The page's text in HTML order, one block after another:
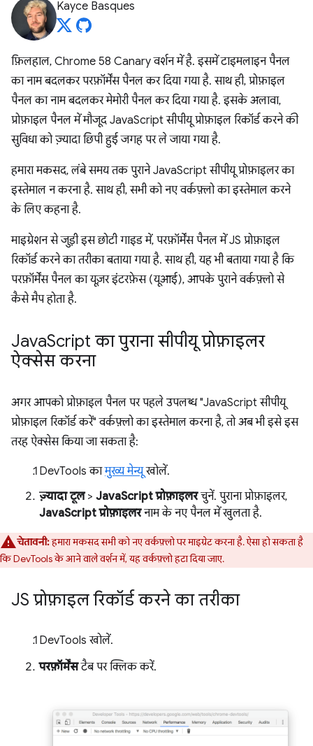
Kayce Basques
फ़िलहाल, Chrome 58 Canary वर्शन में है. इसमें टाइमलाइन पैनल
का नाम बदलकर परफ़ॉर्मेंस पैनल कर दिया गया है. साथ ही, प्रोफ़ाइल
पैनल का नाम बदलकर मेमोरी पैनल कर दिया गया है. इसके अलावा,
प्रोफ़ाइल पैनल में मौजूद JavaScript सीपीयू प्रोफ़ाइल रिकॉर्ड करने की
सुविधा को ज़्यादा छिपी हुई जगह पर ले जाया गया है.
हमारा मकसद, लंबे समय तक पुराने JavaScript सीपीयू प्रोफ़ाइलर का
इस्तेमाल न करना है. साथ ही, सभी को नए वर्कफ़्लो का इस्तेमाल करने
के लिए कहना है.
माइग्रेशन से जुड़ी इस छोटी गाइड में, परफ़ॉर्मेंस पैनल में JS प्रोफ़ाइल
रिकॉर्ड करने का तरीका बताया गया है. साथ ही, यह भी बताया गया है कि
परफ़ॉर्मेंस पैनल का यूज़र इंटरफ़ेस (यूआई), आपके पुराने वर्कफ़्लो से
कैसे मैप होता है.
JavaScript का पुराना सीपीयू प्रोफ़ाइलर
ऐक्सेस करना
अगर आपको प्रोफ़ाइल पैनल पर पहले उपलब्ध "JavaScript सीपीयू
प्रोफ़ाइल रिकॉर्ड करें" वर्कफ़्लो का इस्तेमाल करना है, तो अब भी इसे इस
तरह ऐक्सेस किया जा सकता है:
DevTools कामुख्य मेन्यूखोलें.
ज़्यादा टूल> JavaScript प्रोफ़ाइलरचुनें. पुराना प्रोफ़ाइलर,
JavaScript प्रोफ़ाइलरनाम के नए पैनल में खुलता है.
चेतावनी:हमारा मकसद सभी को नए वर्कफ़्लो पर माइग्रेट करना है. ऐसा हो सकता है
कि DevTools के आने वाले वर्शन में, यह वर्कफ़्लो हटा दिया जाए.
JS प्रोफ़ाइल रिकॉर्ड करने का तरीका
DevTools खोलें.
परफ़ॉर्मेंसटैब पर क्लिक करें.